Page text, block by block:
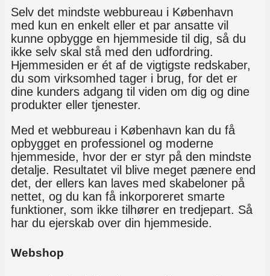
Selv det mindste webbureau i København
med kun en enkelt eller et par ansatte vil
kunne opbygge en hjemmeside til dig, så du
ikke selv skal stå med den udfordring.
Hjemmesiden er ét af de vigtigste redskaber,
du som virksomhed tager i brug, for det er
dine kunders adgang til viden om dig og dine
produkter eller tjenester.
Med et webbureau i København kan du få
opbygget en professionel og moderne
hjemmeside, hvor der er styr på den mindste
detalje. Resultatet vil blive meget pænere end
det, der ellers kan laves med skabeloner på
nettet, og du kan få inkorporeret smarte
funktioner, som ikke tilhører en tredjepart. Så
har du ejerskab over din hjemmeside.
Webshop